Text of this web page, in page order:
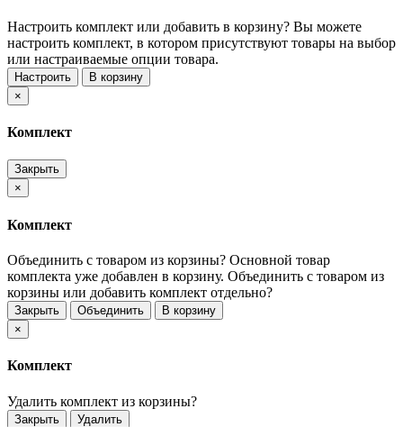
Настроить комплект или добавить в корзину? Вы можете
настроить комплект, в котором присутствуют товары на выбор
или настраиваемые опции товара.
Настроить
В корзину
×
Комплект
Закрыть
×
Комплект
Объединить с товаром из корзины? Основной товар
комплекта уже добавлен в корзину. Объединить с товаром из
корзины или добавить комплект отдельно?
Закрыть Объединить
В корзину
×
Комплект
Удалить комплект из корзины?
Закрыть Удалить